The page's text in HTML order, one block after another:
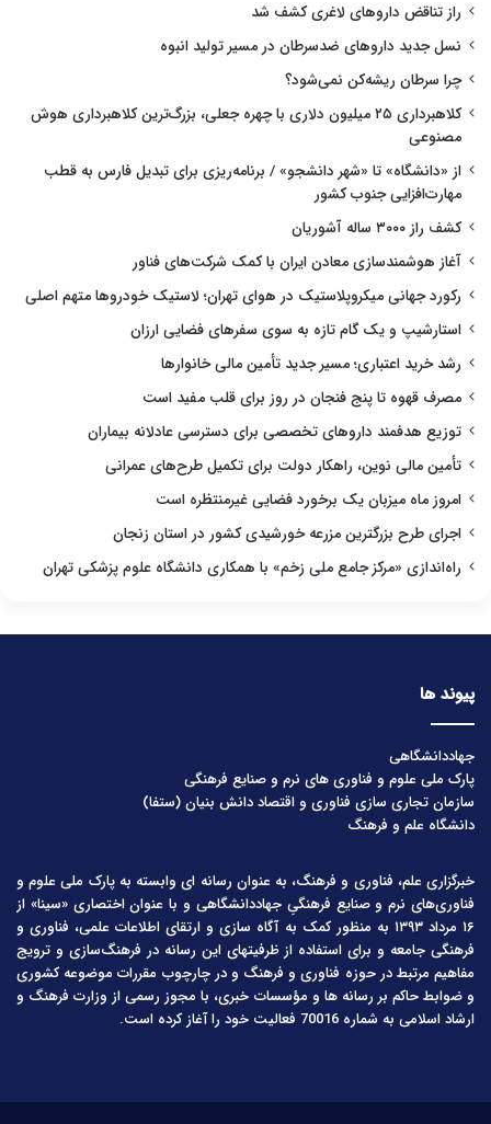
راز تناقض داروهای لاغری کشف شد
نسل جدید داروهای ضدسرطان در مسیر تولید انبوه
چرا سرطان ریشه‌کن نمی‌شود؟
کلاهبرداری ۲۵ میلیون دلاری با چهره جعلی، بزرگ‌ترین کلاهبرداری هوش
مصنوعی
از «دانشگاه» تا «شهر دانشجو» / برنامه‌ریزی برای تبدیل فارس به قطب
مهارت‌افزایی جنوب کشور
کشف راز ۳۰۰۰ ساله آشوریان
آغاز هوشمندسازی معادن ایران با کمک شرکت‌های فناور
رکورد جهانی میکروپلاستیک در هوای تهران؛ لاستیک خودروها متهم اصلی
استارشیپ و یک گام تازه به سوی سفرهای فضایی ارزان
رشد خرید اعتباری؛ مسیر جدید تأمین مالی خانوارها
مصرف قهوه تا پنج فنجان در روز برای قلب مفید است
توزیع هدفمند داروهای تخصصی برای دسترسی عادلانه بیماران
تأمین مالی نوین، راهکار دولت برای تکمیل طرح‌های عمرانی
امروز ماه میزبان یک برخورد فضایی غیرمنتظره است
اجرای طرح بزرگترین مزرعه خورشیدی کشور در استان زنجان
راه‌اندازی «مرکز جامع ملی زخم» با همکاری دانشگاه علوم پزشکی تهران
پیوند ها
جهاددانشگاهی
پارک ملی علوم و فناوری های نرم و صنایع فرهنگی
سازمان تجاری سازی فناوری و اقتصاد دانش بنیان (ستفا)
دانشگاه علم و فرهنگ
خبرگزاری علم، فناوری و فرهنگ، به عنوان رسانه ای وابسته به پارک ملی علوم و
فناوری‌های نرم و صنایع فرهنگیِ جهاددانشگاهی و با عنوان اختصاری «سینا» از
۱۶ مرداد ۱۳۹۳ به منظور کمک به آگاه سازی و ارتقای اطلاعات علمی، فناوری و
فرهنگی جامعه و برای استفاده از ظرفیتهای این رسانه در فرهنگ‌سازی و ترویج
مفاهیم مرتبط در حوزه فناوری و فرهنگ و در چارچوب مقررات موضوعه کشوری
و ضوابط حاکم بر رسانه ها و مؤسسات خبری، با مجوز رسمی از وزارت فرهنگ و
ارشاد اسلامی به شماره 70016 فعالیت خود را آغاز کرده است.